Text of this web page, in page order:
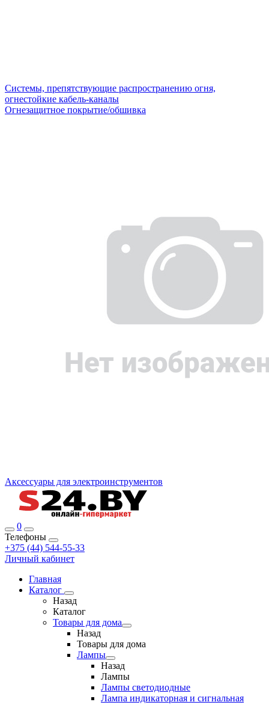
Системы, препятствующие распространению огня,
огнестойкие кабель-каналы
Огнезащитное покрытие/обшивка
Аксессуары для электроинструментов
0
Телефоны
+375 (44) 544-55-33
Личный кабинет
Главная
Каталог
Назад
Каталог
Товары для дома
Назад
Товары для дома
Лампы
Назад
Лампы
Лампы светодиодные
Лампа индикаторная и сигнальная